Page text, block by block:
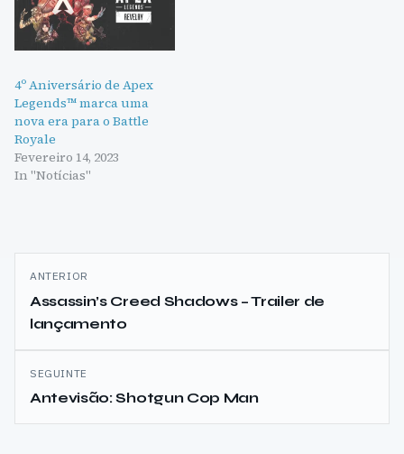
4º Aniversário de Apex
Legends™ marca uma
nova era para o Battle
Royale
Fevereiro 14, 2023
In "Notícias"
Navegação
de
artigos
ANTERIOR
Assassin’s Creed Shadows – Trailer de
lançamento
SEGUINTE
Antevisão: Shotgun Cop Man